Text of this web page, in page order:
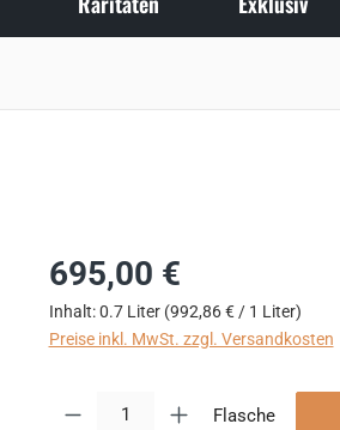
Regulärer Preis:
695,00 €
Inhalt:0.7 Liter (992,86 € / 1 Liter)
Preise inkl. MwSt. zzgl. Versandkosten
Produkt Anzahl: Gib den
Flasche